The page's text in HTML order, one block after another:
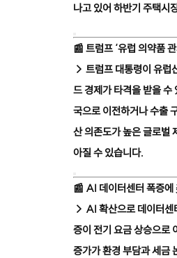
나고 있어 하반기 주택시
📰 트럼프 ‘유럽 의약품
→ 트럼프 대통령이 유럽
드 경제가 타격을 받을 수
국으로 이전하거나 수출
산 의존도가 높은 글로벌
아질 수 있습니다.
📰 AI 데이터센터 폭증에
→ AI 확산으로 데이터센
증이 전기 요금 상승으로
증가가 환경 부담과 세금